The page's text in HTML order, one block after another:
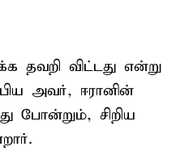
தவறி விட்டது என்று
அவர், ஈரானின்
போன்றும், சிறிய